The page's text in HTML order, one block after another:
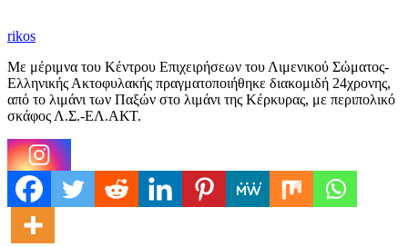
rikos
Με μέριμνα του Κέντρου Επιχειρήσεων του Λιμενικού Σώματος-
Ελληνικής Ακτοφυλακής πραγματοποιήθηκε διακομιδή 24χρονης,
από το λιμάνι των Παξών στο λιμάνι της Κέρκυρας, με περιπολικό
σκάφος Λ.Σ.-ΕΛ.ΑΚΤ.